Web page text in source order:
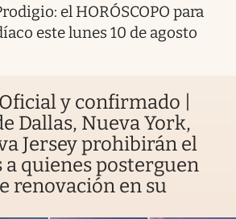
el HORÓSCOPO para
este lunes 10 de agosto
Oficial y confirmado |
Dallas, Nueva York,
Jersey prohibirán el
a quienes posterguen
renovación en su